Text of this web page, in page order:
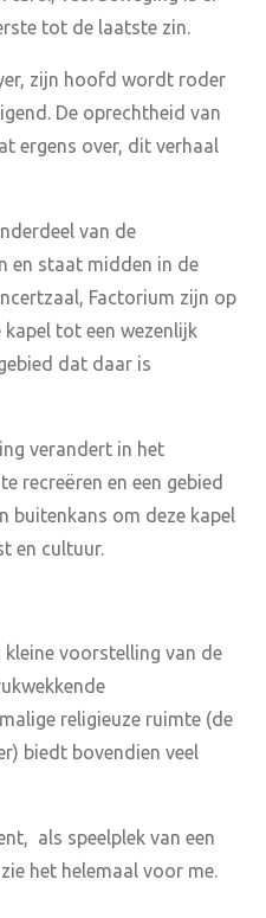
tot de laatste zin.
zijn hoofd wordt roder
De oprechtheid van
ergens over, dit verhaal
van de
en staat midden in de
Factorium zijn op
tot een wezenlijk
dat daar is
verandert in het
recreëren en een gebied
buitenkans om deze kapel
en cultuur.
kleine voorstelling van de
religieuze ruimte (de
biedt bovendien veel
als speelplek van een
het helemaal voor me.